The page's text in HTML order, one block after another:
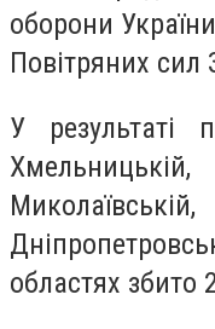
оборони
Повітряних сил
У результаті
областях збито